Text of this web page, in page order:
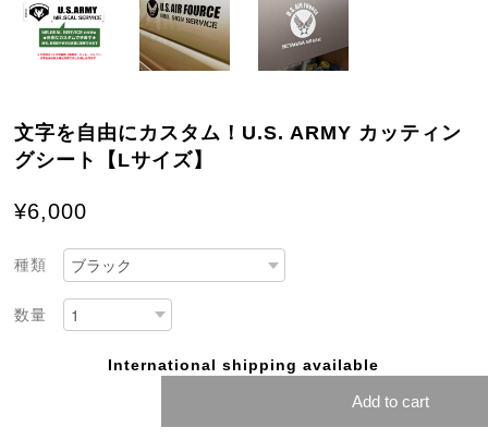
文字を自由にカスタム！U.S. ARMY カッティン
グシート【Lサイズ】
¥6,000
種類
数量
International shipping available
Add to cart